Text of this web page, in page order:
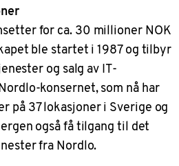
for ca. 30 millioner NOK
ble startet i 1987 og tilbyr
og salg av IT-
konsernet, som nå har
på 37 lokasjoner i Sverige og
også få tilgang til det
fra Nordlo.